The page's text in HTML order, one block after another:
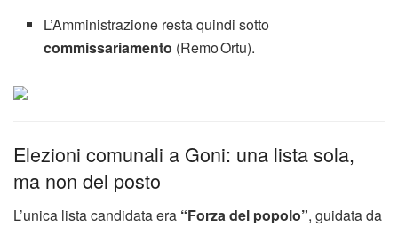
L’Amministrazione resta quindi sotto
commissariamento (Remo Ortu).
Elezioni comunali a Goni: una lista sola,
ma non del posto
L’unica lista candidata era “Forza del popolo”, guidata da